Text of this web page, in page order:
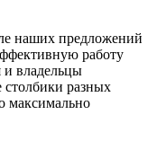
наших предложений
работу
и владельцы
разных
максимально